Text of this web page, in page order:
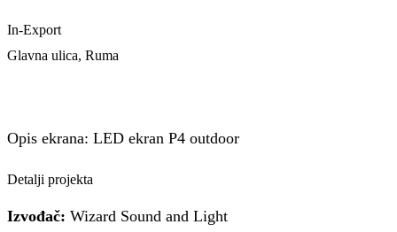
In-Export
Glavna ulica, Ruma
Opis ekrana: LED ekran P4 outdoor
Detalji projekta
Izvođač: Wizard Sound and Light